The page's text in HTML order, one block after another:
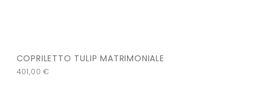
COPRILETTO TULIP MATRIMONIALE
401,00€